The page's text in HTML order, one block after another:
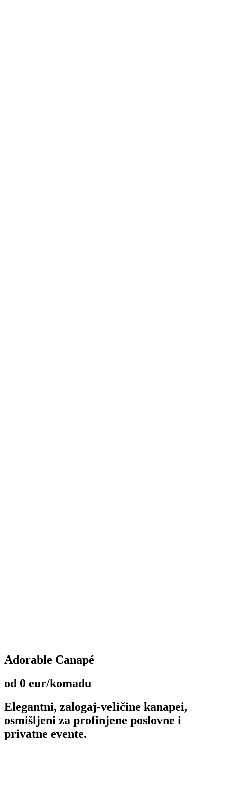
Adorable Canapé
od 0 eur/komadu
Elegantni, zalogaj-veličine kanapei,
osmišljeni za profinjene poslovne i
privatne evente.